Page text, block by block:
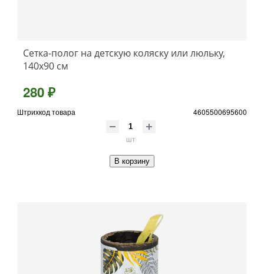
Сетка-полог на детскую коляску или люльку,
140х90 см
280 ₽
Штрихкод товара 4605500695600
шт
В корзину